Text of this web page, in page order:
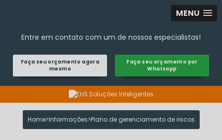
MENU
Entre em contato com um de nossos especialistas!
Faça seu orçamento agora
mesmo
Faça seu orçamento por
Whatsapp
Home Informações Plano de gerenciamento de riscos